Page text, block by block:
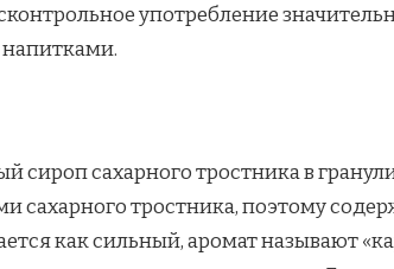
употребление
сироп сахарного тростника в
сахарного тростника, поэтому
как сильный, аромат называют